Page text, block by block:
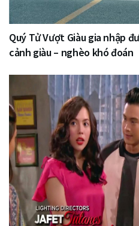
Quý Tử Vượt Giàu gia nhập
cảnh giàu – nghèo khó đoán